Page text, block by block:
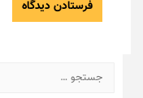
جستجو
برای: